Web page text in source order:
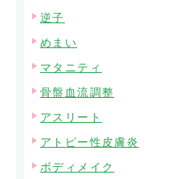
逆子
めまい
マタニティ
骨盤血流調整
アスリート
アトピー性皮膚炎
ボディメイク